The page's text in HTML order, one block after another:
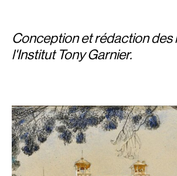
Conception et rédaction des
l'Institut Tony Garnier.